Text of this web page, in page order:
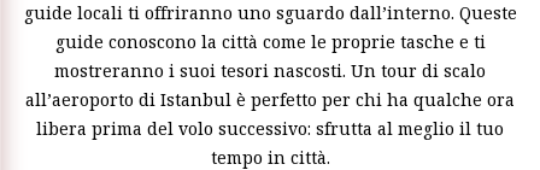
guide locali ti offriranno uno sguardo dall’interno. Queste
guide conoscono la città come le proprie tasche e ti
mostreranno i suoi tesori nascosti. Un tour di scalo
all’aeroporto di Istanbul è perfetto per chi ha qualche ora
libera prima del volo successivo: sfrutta al meglio il tuo
tempo in città.